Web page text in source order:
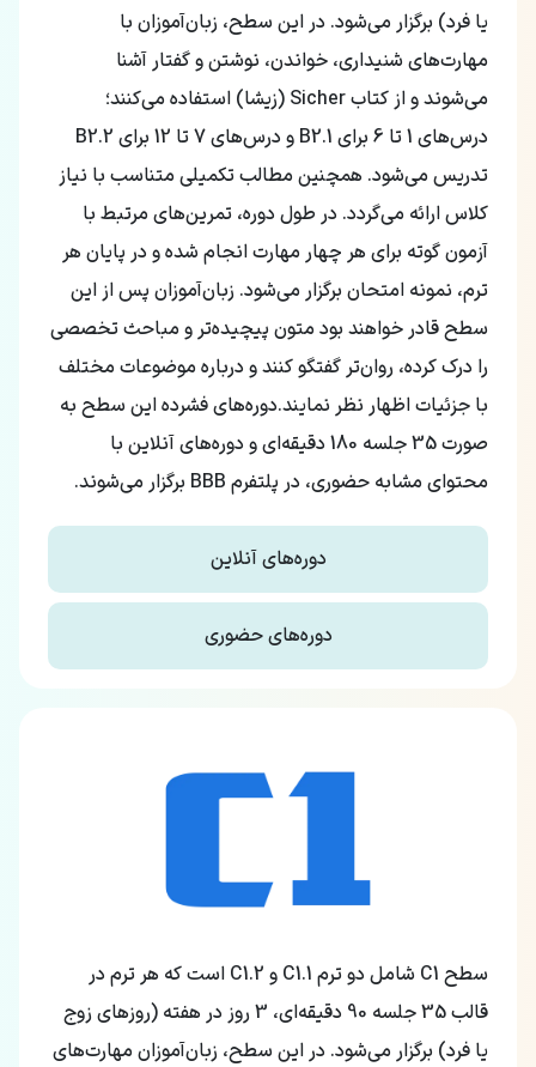
یا فرد) برگزار می‌شود. در این سطح، زبان‌آموزان با
مهارت‌های شنیداری، خواندن، نوشتن و گفتار آشنا
می‌شوند و از کتاب Sicher (زیشا) استفاده می‌کنند؛
درس‌های 1 تا 6 برای B2.1 و درس‌های 7 تا 12 برای B2.2
تدریس می‌شود. همچنین مطالب تکمیلی متناسب با نیاز
کلاس ارائه می‌گردد. در طول دوره، تمرین‌های مرتبط با
آزمون گوته برای هر چهار مهارت انجام شده و در پایان هر
ترم، نمونه امتحان برگزار می‌شود. زبان‌آموزان پس از این
سطح قادر خواهند بود متون پیچیده‌تر و مباحث تخصصی
را درک کرده، روان‌تر گفتگو کنند و درباره موضوعات مختلف
با جزئیات اظهار نظر نمایند.دوره‌های فشرده این سطح به
صورت 35 جلسه 180 دقیقه‌ای و دوره‌های آنلاین با
محتوای مشابه حضوری، در پلتفرم BBB برگزار می‌شوند.
دوره‌های آنلاین
دوره‌های حضوری
سطح C1 شامل دو ترم C1.1 و C1.2 است که هر ترم در
قالب 35 جلسه 90 دقیقه‌ای، 3 روز در هفته (روزهای زوج
یا فرد) برگزار می‌شود. در این سطح، زبان‌آموزان مهارت‌های